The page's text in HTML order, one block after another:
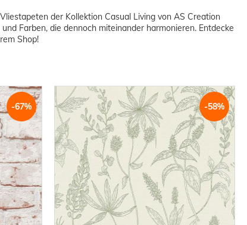
der Kollektion Casual Living von AS Creation
Farben, die dennoch miteinander harmonieren. Entdecke
Shop!
-67% -58%